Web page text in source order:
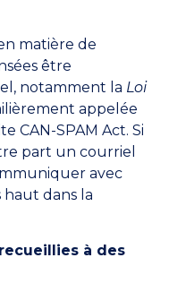
matière de
être
notamment la Loi
appelée
CAN-SPAM Act. Si
part un courriel
avec
haut dans la
à des